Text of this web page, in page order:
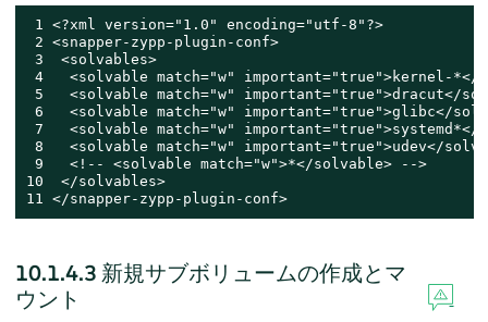
1 <?xml version="1.0" encoding="utf-8"?>
2 <snapper-zypp-plugin-conf>
3  <solvables>
4   <solvable match="w" important="true">kernel-*</
5   <solvable match="w" important="true">dracut</
6   <solvable match="w" important="true">glibc</
7   <solvable match="w" important="true">systemd*</
8   <solvable match="w" important="true">udev</
9   <!-- <solvable match="w">*</solvable> -->
10  </solvables>
11 </snapper-zypp-plugin-conf>
10.1.4.3 新規サブボリュームの作成とマ
ウント